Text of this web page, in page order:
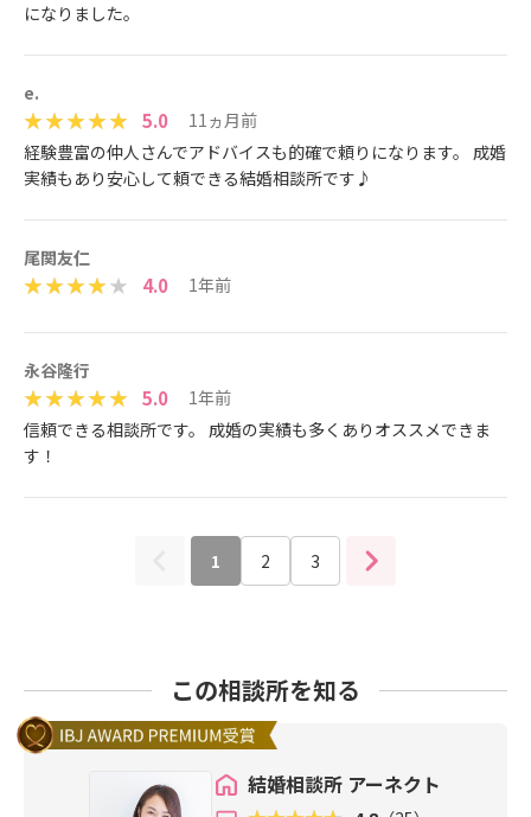
になりました。
e.
5.0
11ヵ月前
経験豊富の仲人さんでアドバイスも的確で頼りになります。 成婚
実績もあり安心して頼できる結婚相談所です♪
尾関友仁
4.0 1年前
永谷隆行
5.0
1年前
信頼できる相談所です。 成婚の実績も多くありオススメできま
す！
1 2 3
この相談所を知る
結婚相談所 アーネクト